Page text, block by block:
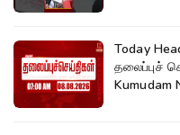
Today
தலைப்புச்
Kumudam